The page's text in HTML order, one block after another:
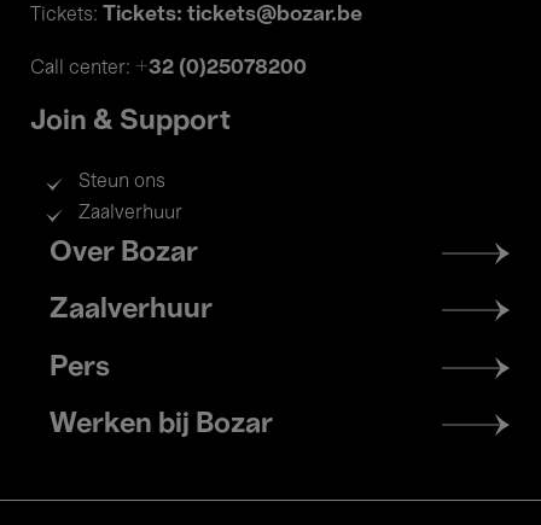
Tickets: Tickets: tickets@bozar.be
Call center: +32 (0)25078200
Join & Support
Steun ons
Zaalverhuur
Footer
menu
Over Bozar
Zaalverhuur
Pers
Werken bij Bozar